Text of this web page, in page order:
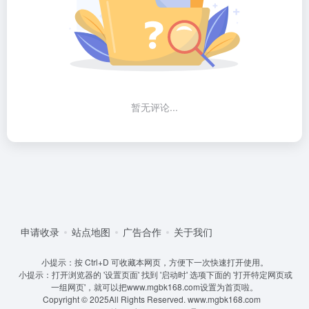
暂无评论...
申请收录 站点地图 广告合作 关于我们
小提示：按 Ctrl+D 可收藏本网页，方便下一次快速打开使用。
小提示：打开浏览器的 '设置页面' 找到 '启动时' 选项下面的 '打开特定网页或
一组网页'，就可以把www.mgbk168.com设置为首页啦。
Copyright © 2025All Rights Reserved. www.mgbk168.com